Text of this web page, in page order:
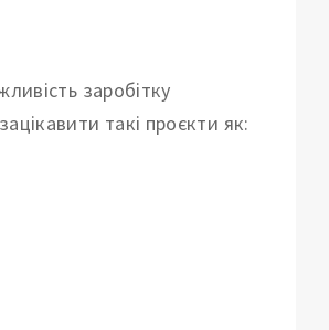
заробітку
такі проєкти як: